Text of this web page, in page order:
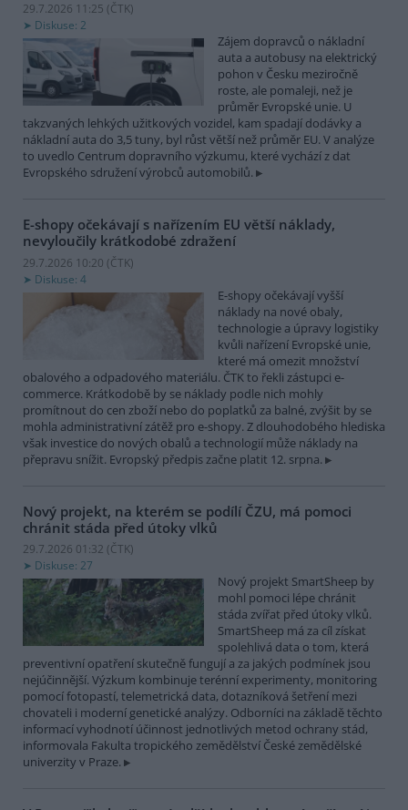
29.7.2026 11:25 (ČTK)
Diskuse: 2
Zájem dopravců o nákladní
auta a autobusy na elektrický
pohon v Česku meziročně
roste, ale pomaleji, než je
průměr Evropské unie. U
takzvaných lehkých užitkových vozidel, kam spadají dodávky a
nákladní auta do 3,5 tuny, byl růst větší než průměr EU. V analýze
to uvedlo Centrum dopravního výzkumu, které vychází z dat
Evropského sdružení výrobců automobilů.
E-shopy očekávají s nařízením EU větší náklady,
nevyloučily krátkodobé zdražení
29.7.2026 10:20 (ČTK)
Diskuse: 4
E-shopy očekávají vyšší
náklady na nové obaly,
technologie a úpravy logistiky
kvůli nařízení Evropské unie,
které má omezit množství
obalového a odpadového materiálu. ČTK to řekli zástupci e-
commerce. Krátkodobě by se náklady podle nich mohly
promítnout do cen zboží nebo do poplatků za balné, zvýšit by se
mohla administrativní zátěž pro e-shopy. Z dlouhodobého hlediska
však investice do nových obalů a technologií může náklady na
přepravu snížit. Evropský předpis začne platit 12. srpna.
Nový projekt, na kterém se podílí ČZU, má pomoci
chránit stáda před útoky vlků
29.7.2026 01:32 (ČTK)
Diskuse: 27
Nový projekt SmartSheep by
mohl pomoci lépe chránit
stáda zvířat před útoky vlků.
SmartSheep má za cíl získat
spolehlivá data o tom, která
preventivní opatření skutečně fungují a za jakých podmínek jsou
nejúčinnější. Výzkum kombinuje terénní experimenty, monitoring
pomocí fotopastí, telemetrická data, dotazníková šetření mezi
chovateli i moderní genetické analýzy. Odborníci na základě těchto
informací vyhodnotí účinnost jednotlivých metod ochrany stád,
informovala Fakulta tropického zemědělství České zemědělské
univerzity v Praze.